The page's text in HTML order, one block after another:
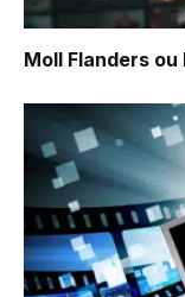
Moll Flanders